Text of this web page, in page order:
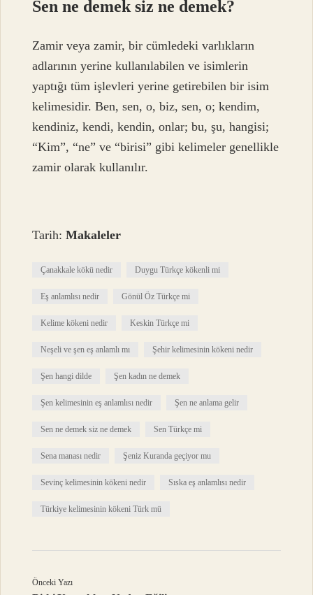
Sen ne demek siz ne demek?
Zamir veya zamir, bir cümledeki varlıkların
adlarının yerine kullanılabilen ve isimlerin
yaptığı tüm işlevleri yerine getirebilen bir isim
kelimesidir. Ben, sen, o, biz, sen, o; kendim,
kendiniz, kendi, kendin, onlar; bu, şu, hangisi;
“Kim”, “ne” ve “birisi” gibi kelimeler genellikle
zamir olarak kullanılır.
Tarih:Makaleler
Çanakkale kökü nedir Duygu Türkçe kökenli mi
Eş anlamlısı nedir Gönül Öz Türkçe mi
Kelime kökeni nedir Keskin Türkçe mi
Neşeli ve şen eş anlamlı mı Şehir kelimesinin kökeni nedir
Şen hangi dilde Şen kadın ne demek
Şen kelimesinin eş anlamlısı nedir Şen ne anlama gelir
Sen ne demek siz ne demek Sen Türkçe mi
Sena manası nedir Şeniz Kuranda geçiyor mu
Sevinç kelimesinin kökeni nedir Sıska eş anlamlısı nedir
Türkiye kelimesinin kökeni Türk mü
Önceki Yazı